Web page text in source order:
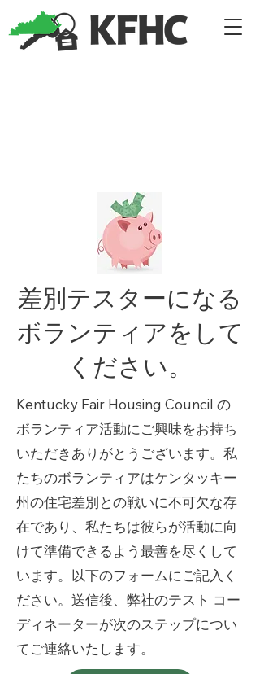
差別テスターになる
ボランティアをして
ください。
Kentucky Fair Housing Council の
ボランティア活動にご興味をお持ち
いただきありがとうございます。私
たちのボランティアはケンタッキー
州の住宅差別との戦いに不可欠な存
在であり、私たちは彼らが活動に向
けて準備できるよう最善を尽くして
います。以下のフォームにご記入く
ださい。送信後、弊社のテスト コー
ディネーターが次のステップについ
てご連絡いたします。